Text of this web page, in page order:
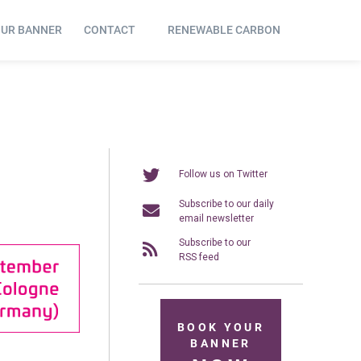
BANNER CONTACT RENEWABLE CARBON
Follow us on Twitter
Subscribe to our daily
email newsletter
Subscribe to our
RSS feed
BOOK YOUR
BANNER